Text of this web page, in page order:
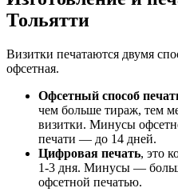
Тольятти
Визитки печатаются двумя
офсетная.
Офсетный способ
чем больше тираж, тем
визитки. Минусы
печати — до 14 дней.
Цифровая печать, это
1-3 дня. Минусы —
офсетной печатью.